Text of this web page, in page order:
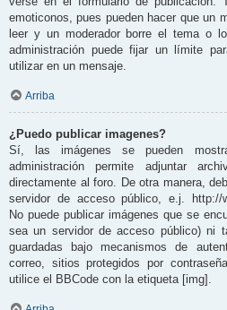
emoticonos, pues pueden hacer que un
leer y un moderador borre el tema o
administración puede fijar un límite
utilizar en un mensaje.
Arriba
¿Puedo publicar imagenes?
Sí, las imágenes se pueden
administración permite adjuntar
directamente al foro. De otra manera,
servidor de acceso público, e.j. http://
No puede publicar imágenes que se
sea un servidor de acceso público) ni
guardadas bajo mecanismos de
correo, sitios protegidos por
utilice el BBCode con la etiqueta [img].